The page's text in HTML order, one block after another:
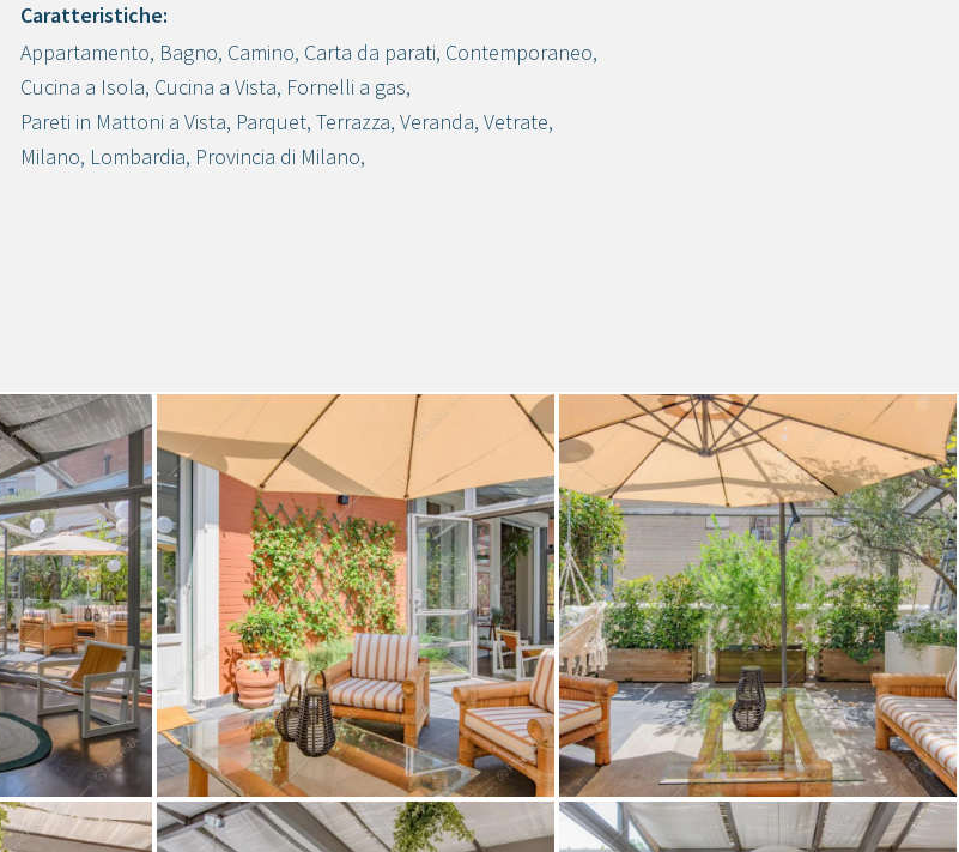
Crea progetto
Caratteristiche:
Appartamento, Bagno, Camino, Carta da parati, Contemporaneo,
Cucina a Isola, Cucina a Vista, Fornelli a gas,
Pareti in Mattoni a Vista, Parquet, Terrazza, Veranda, Vetrate,
Milano, Lombardia, Provincia di Milano,